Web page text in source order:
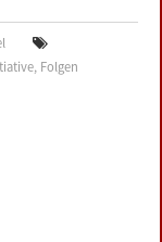
, Folgen